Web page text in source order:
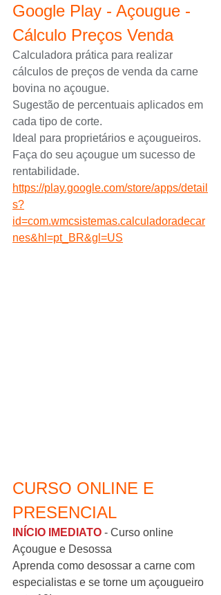
Google Play - Açougue -
Cálculo Preços Venda
Calculadora prática para realizar
cálculos de preços de venda da carne
bovina no açougue.
Sugestão de percentuais aplicados em
cada tipo de corte.
Ideal para proprietários e açougueiros.
Faça do seu açougue um sucesso de
rentabilidade.
https://play.google.com/store/apps/detail
s?
id=com.wmcsistemas.calculadoradecar
nes&hl=pt_BR&gl=US
CURSO ONLINE E
PRESENCIAL
INÍCIO IMEDIATO - Curso online
Açougue e Desossa
Aprenda como desossar a carne com
especialistas e se torne um açougueiro